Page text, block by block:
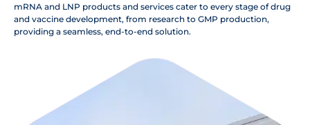
mRNA and LNP products and services cater to every stage of drug
and vaccine development, from research to GMP production,
providing a seamless, end-to-end solution.